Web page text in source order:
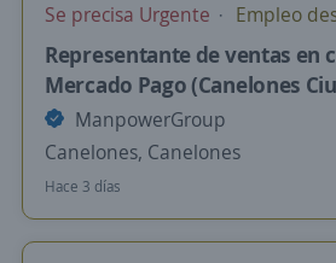
Se precisa Urgente Empleo
Representante de ventas en
Mercado Pago (Canelones
ManpowerGroup
Canelones, Canelones
Hace 3 días